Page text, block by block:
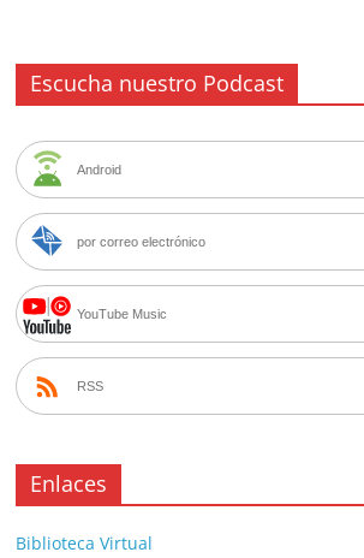
Escucha nuestro Podcast
Android
por correo electrónico
YouTube Music
RSS
Enlaces
Biblioteca Virtual